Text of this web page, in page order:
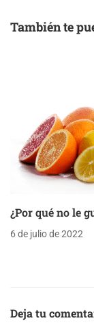
También te
¿Por qué no le
6 de julio de 2022
Deja tu